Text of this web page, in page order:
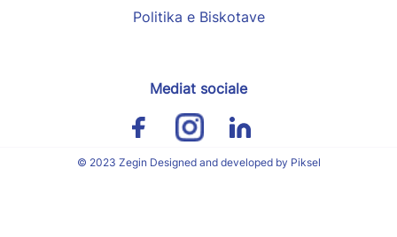
Politika e Biskotave
Mediat sociale
© 2023 Zegin Designed and developed by Piksel